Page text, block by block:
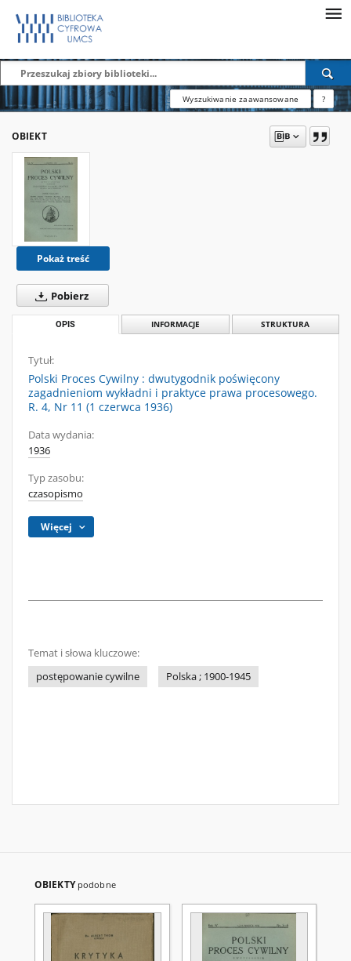
Wyszukiwanie zaawansowane ?
OBIEKT
Pokaż treść
Pobierz
OPIS INFORMACJE STRUKTURA
Tytuł:
Polski Proces Cywilny : dwutygodnik poświęcony
zagadnieniom wykładni i praktyce prawa procesowego.
R. 4, Nr 11 (1 czerwca 1936)
Data wydania:
1936
Typ zasobu:
czasopismo
Więcej
Temat i słowa kluczowe:
postępowanie cywilne
Polska ; 1900-1945
OBIEKTY podobne